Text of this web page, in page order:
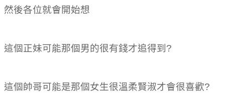
然後各位就會開始想
這個正妹可能那個男的很有錢才追得到?
這個帥哥可能是那個女生很溫柔賢淑才會很喜歡?